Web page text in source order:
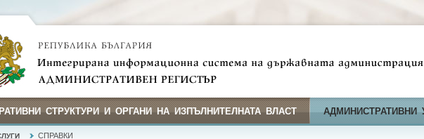
СТРУКТУРИ И ОРГАНИ НА ИЗПЪЛНИТЕЛНАТА ВЛАСТ АДМИНИСТРАТИВНИ
СПРАВКИ